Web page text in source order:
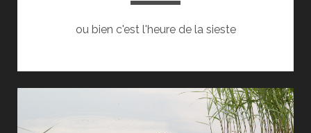
ou bien c'est l'heure de la sieste